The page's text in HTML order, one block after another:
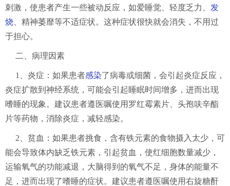
刺激，使患者产生一些被动反应，如爱睡觉、轻度乏力、 发
烧 、精神萎靡等不适症状。这种症状很快就会消失，不用过
于担心。
二、病理因素
1、炎症：如果患者感染了病毒或细菌，会引起炎症反应，
炎症扩散到神经系统，可能会引起睡眠时间增多，进而出现
嗜睡的现象。建议患者遵医嘱使用罗红霉素片、头孢呋辛酯
片等药物，消除炎症，减轻感染。
2、贫血：如果患者挑食，含有铁元素的食物摄入太少，可
能会导致体内缺乏铁元素，引起贫血，使红细胞数量减少，
运输氧气的功能减退，大脑得到的氧气不足，身体的能量不
足，进而出现了嗜睡的症状。建议患者遵医嘱使用右旋糖酐